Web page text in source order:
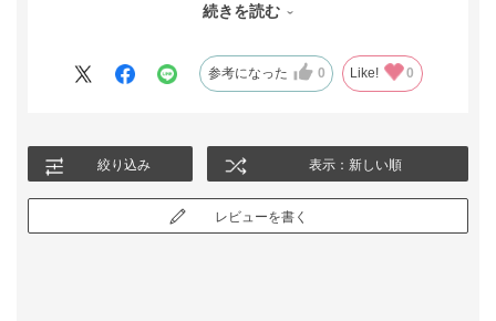
みないと不安でした。到着してすぐ試着してみたところ若干キツ
しました。
当日1日着用して過ごしましたが、なんの違和感もなく心地よく過
います。
続きを読む
参考になった 0 Like! 0
絞り込み 表示：新しい順
レビューを書く